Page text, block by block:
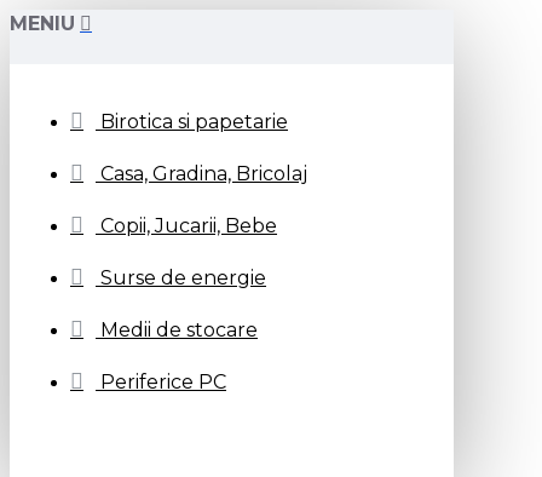
MENIU
Birotica si papetarie
Casa, Gradina, Bricolaj
Copii, Jucarii, Bebe
Surse de energie
Medii de stocare
Periferice PC